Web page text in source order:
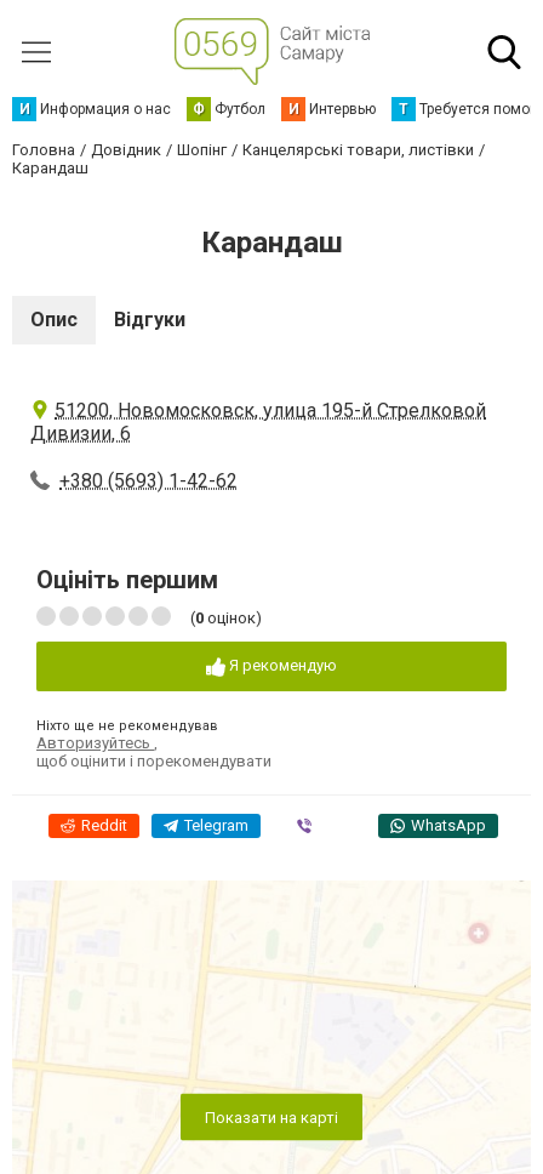
И Информация о нас Ф Футбол И Интервью Т Требуется
Головна Довідник Шопінг
Канцелярські товари, листівки
Карандаш
Карандаш
Опис Відгуки
51200, Новомосковск, улица 195-й Стрелковой
Дивизии, 6
+380 (5693) 1-42-62
Оцініть першим
(0 оцінок)
Я рекомендую
Ніхто ще не рекомендував
Авторизуйтесь
щоб оцінити і порекомендувати
Reddit Telegram WhatsApp
Показати на карті